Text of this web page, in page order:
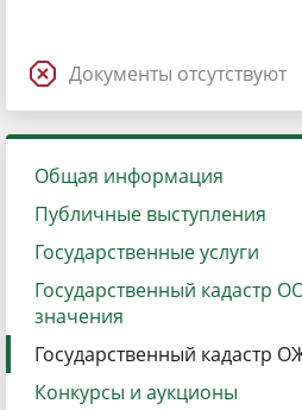
Документы отсутствуют
Общая информация
Публичные выступления
Государственные услуги
Государственный кадастр
значения
Государственный кадастр
Конкурсы и аукционы